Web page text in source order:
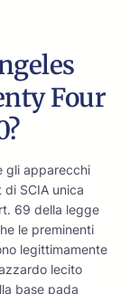
Four
gli apparecchi
SCIA unica
69 della legge
le preminenti
legittimamente
lecito
base pada